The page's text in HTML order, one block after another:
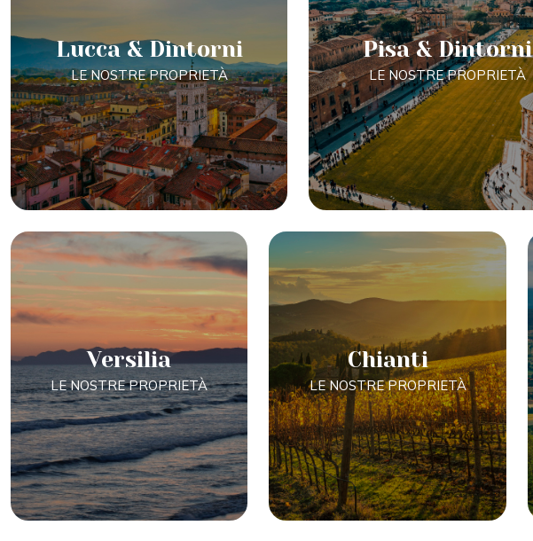
Lucca & Dintorni
LE NOSTRE PROPRIETÀ
Pisa & Dintorni
LE NOSTRE PROPRIETÀ
Versilia
LE NOSTRE PROPRIETÀ
Chianti
LE NOSTRE PROPRIETÀ